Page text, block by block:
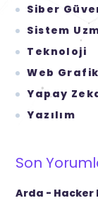
Siber
Sistem
Teknoloji
Web
Yapay
Yazılım
Son
Arda - Hacker